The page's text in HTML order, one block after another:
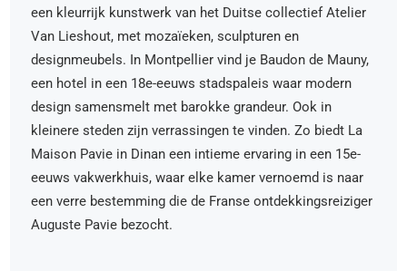
een kleurrijk kunstwerk van het Duitse collectief Atelier
Van Lieshout, met mozaïeken, sculpturen en
designmeubels. In Montpellier vind je Baudon de Mauny,
een hotel in een 18e-eeuws stadspaleis waar modern
design samensmelt met barokke grandeur. Ook in
kleinere steden zijn verrassingen te vinden. Zo biedt La
Maison Pavie in Dinan een intieme ervaring in een 15e-
eeuws vakwerkhuis, waar elke kamer vernoemd is naar
een verre bestemming die de Franse ontdekkingsreiziger
Auguste Pavie bezocht.